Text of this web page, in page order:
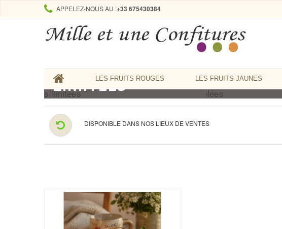
APPELEZ-NOUS AU :+33 675430384
LES FRUITS ROUGES LES FRUITS JAUNES
LIMITÉES
DISPONIBLE DANS NOS LIEUX DE VENTES